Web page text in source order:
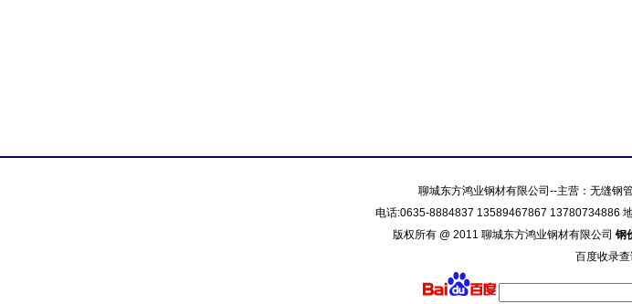
聊城东方鸿业钢材有限公司--主营： 无缝钢
电话:0635-8884837 13589467867 13780734886
版权所有 @ 2011 聊城东方鸿业钢材有限公司 钢
百度收录查